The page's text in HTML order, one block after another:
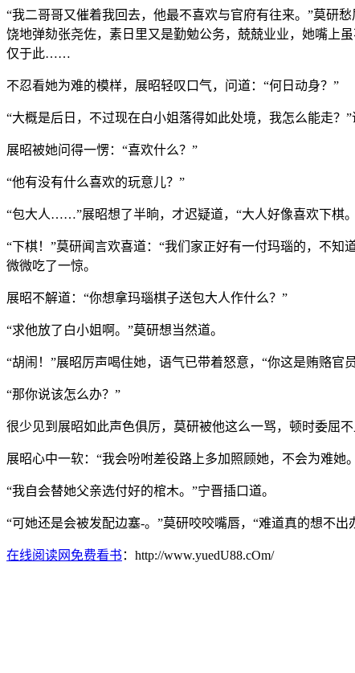
“我二哥哥又催着我回去，他最不喜欢与官府有往来。”莫研
饶地弹劾张尧佐，素日里又是勤勉公务，兢兢业业，她嘴上
仅于此……
不忍看她为难的模样，展昭轻叹口气，问道：“何日动身？”
“大概是后日，不过现在白小姐落得如此处境，我怎么能走
展昭被她问得一愣：“喜欢什么？”
“他有没有什么喜欢的玩意儿？”
“包大人……”展昭想了半晌，才迟疑道，“大人好像喜欢下棋
“下棋！”莫研闻言欢喜道：“我们家正好有一付玛瑙的，不
微微吃了一惊。
展昭不解道：“你想拿玛瑙棋子送包大人作什么？”
“求他放了白小姐啊。”莫研想当然道。
“胡闹！”展昭厉声喝住她，语气已带着怒意，“你这是贿赂官
“那你说该怎么办？”
很少见到展昭如此声色俱厉，莫研被他这么一骂，顿时委屈
展昭心中一软：“我会吩咐差役路上多加照顾她，不会为难她
“我自会替她父亲选付好的棺木。”宁晋插口道。
“可她还是会被发配边塞-。”莫研咬咬嘴唇，“难道真的想不出
在线阅读网免费看书 ：http://www.yuedU88.cOm/